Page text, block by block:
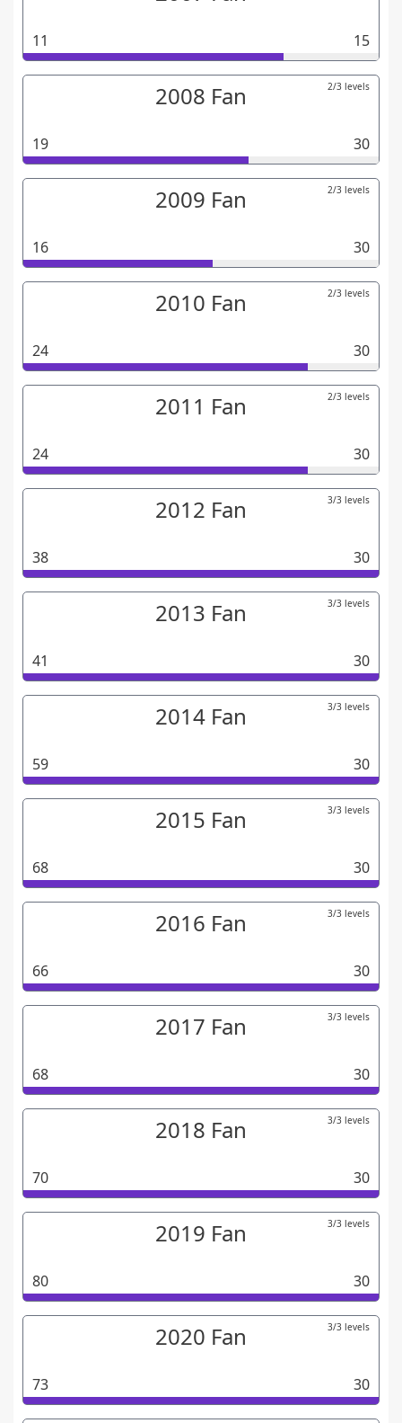
11 15
2008 Fan 2/3 levels
19 30
2009 Fan 2/3 levels
16 30
2010 Fan 2/3 levels
24 30
2011 Fan 2/3 levels
24 30
2012 Fan 3/3 levels
38 30
2013 Fan 3/3 levels
41 30
2014 Fan 3/3 levels
59 30
2015 Fan 3/3 levels
68 30
2016 Fan 3/3 levels
66 30
2017 Fan 3/3 levels
68 30
2018 Fan 3/3 levels
70 30
2019 Fan 3/3 levels
80 30
2020 Fan 3/3 levels
73 30